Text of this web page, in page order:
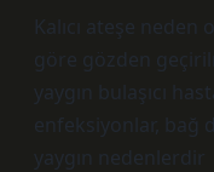
Kalıcı ateşe neden
göre gözden
yaygın bulaşıcı
enfeksiyonlar, bağ
yaygın nedenlerdir